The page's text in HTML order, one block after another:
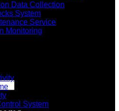
Data Collection
System
Service
Monitoring
System